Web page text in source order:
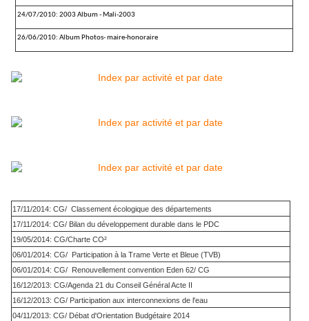
24/07/2010: 2003 Album - Mali-2003
26/06/2010: Album Photos- maire-honoraire
17/11/2014: CG/ Classement écologique des départements
17/11/2014: CG/ Bilan du développement durable dans le PDC
19/05/2014: CG/Charte CO²
06/01/2014: CG/ Participation à la Trame Verte et Bleue (TVB)
06/01/2014: CG/ Renouvellement convention Eden 62/ CG
16/12/2013: CG/Agenda 21 du Conseil Général Acte II
16/12/2013: CG/ Participation aux interconnexions de l'eau
04/11/2013: CG/ Débat d'Orientation Budgétaire 2014